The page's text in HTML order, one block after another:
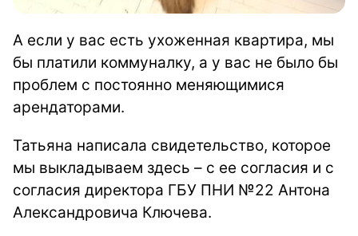
А если у вас есть ухоженная квартира, мы
бы платили коммуналку, а у вас не было бы
проблем с постоянно меняющимися
арендаторами.
Татьяна написала свидетельство, которое
мы выкладываем здесь – с ее согласия и с
согласия директора ГБУ ПНИ №22 Антона
Александровича Ключева.